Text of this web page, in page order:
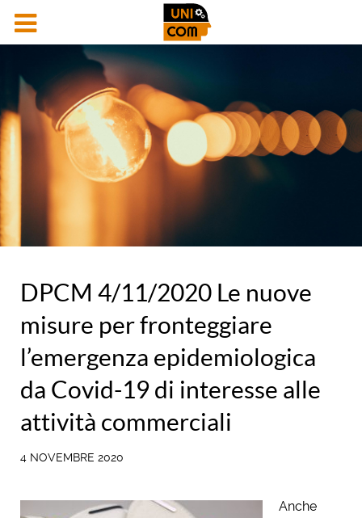
DPCM 4/11/2020 Le nuove
misure per fronteggiare
l’emergenza epidemiologica
da Covid-19 di interesse alle
attività commerciali
4 NOVEMBRE 2020
Anche